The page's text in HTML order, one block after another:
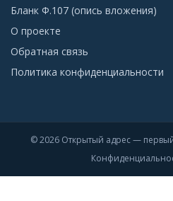
Бланк Ф.107 (опись вложения)
О проекте
Обратная связь
Политика конфиденциальности
© 2026 Открытый адрес —